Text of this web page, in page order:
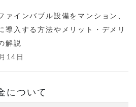
ァインバブル設備をマンション、
導入する方法やメリット・デメリ
解説
14日
について